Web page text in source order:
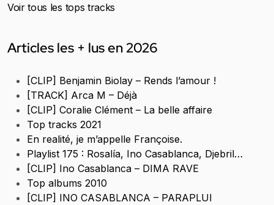
Voir tous les tops tracks
Articles les + lus en 2026
[CLIP] Benjamin Biolay – Rends l’amour !
[TRACK] Arca M – Déjà
[CLIP] Coralie Clément – La belle affaire
Top tracks 2021
En realité, je m’appelle Françoise.
Playlist 175 : Rosalía, Ino Casablanca, Djebril…
[CLIP] Ino Casablanca – DIMA RAVE
Top albums 2010
[CLIP] INO CASABLANCA – PARAPLUI